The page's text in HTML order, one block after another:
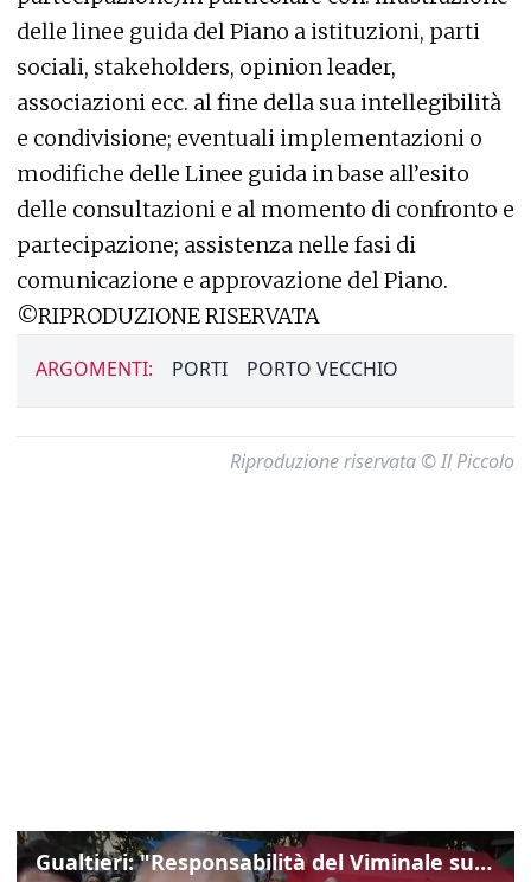
delle linee guida del Piano a istituzioni, parti
sociali, stakeholders, opinion leader,
associazioni ecc. al fine della sua intellegibilità
e condivisione; eventuali implementazioni o
modifiche delle Linee guida in base all’esito
delle consultazioni e al momento di confronto e
partecipazione; assistenza nelle fasi di
comunicazione e approvazione del Piano.
©RIPRODUZIONE RISERVATA
ARGOMENTI: PORTI PORTO VECCHIO
Riproduzione riservata © Il Piccolo
Gualtieri: "Responsabilità del Viminale su Spin Time? La posizione dei partiti è nota"